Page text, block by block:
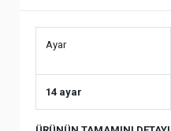
Ayar
14 ayar